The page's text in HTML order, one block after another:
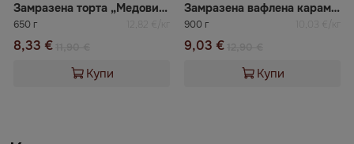
Замразена торта „Медовик“ ВАЦАК
650 г 12,82 €/кг
8,33 €
Купи
Замразена вафлена карамелена торта ВАЦАК
900 г 10,03 €/кг
9,03 €
Купи